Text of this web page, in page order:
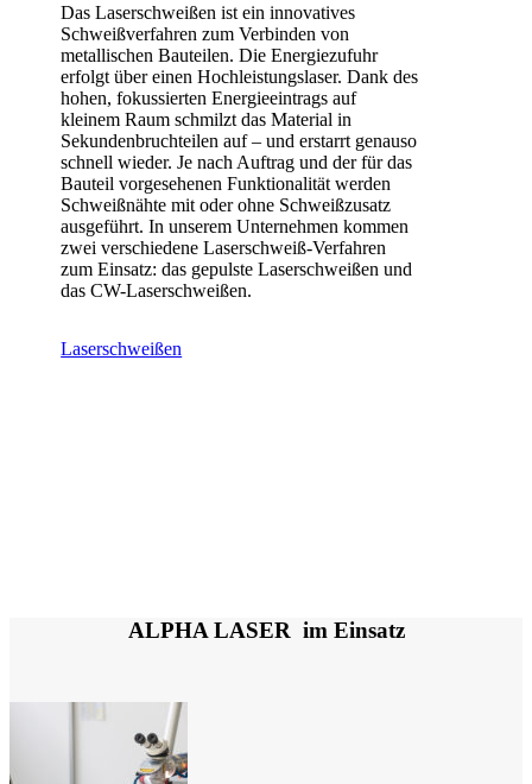
Das Laserschweißen ist ein innovatives
Schweißverfahren zum Verbinden von
metallischen Bauteilen. Die Energiezufuhr
erfolgt über einen Hochleistungslaser. Dank des
hohen, fokussierten Energieeintrags auf
kleinem Raum schmilzt das Material in
Sekundenbruchteilen auf – und erstarrt genauso
schnell wieder. Je nach Auftrag und der für das
Bauteil vorgesehenen Funktionalität werden
Schweißnähte mit oder ohne Schweißzusatz
ausgeführt. In unserem Unternehmen kommen
zwei verschiedene Laserschweiß-Verfahren
zum Einsatz: das gepulste Laserschweißen und
das CW-Laserschweißen.
Laserschweißen
ALPHA LASER im Einsatz